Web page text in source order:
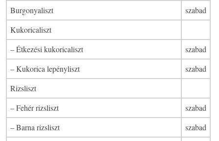
Burgonyaliszt
szabad
Kukoricaliszt
– Étkezési kukoricaliszt
szabad
– Kukorica lepényliszt
szabad
Rizsliszt
– Fehér rizsliszt
szabad
– Barna rizsliszt
szabad